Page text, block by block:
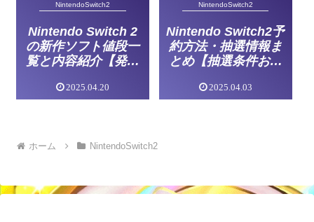
NintendoSwitch2
Nintendo Switch 2
の新作ソフト値段一
覧と内容紹介【発売
2025.04.20
NintendoSwitch2
Nintendo Switch2予
約方法・抽選情報ま
とめ【抽選条件おす
など店舗予約】
2025.04.03
ホーム NintendoSwitch2